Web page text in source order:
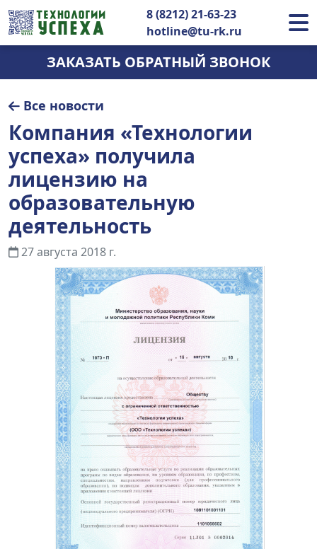
8 (8212) 21-63-23
hotline@tu-rk.ru
ЗАКАЗАТЬ ОБРАТНЫЙ ЗВОНОК
Компания «Технологии
успеха» получила
лицензию на
образовательную
деятельность
Все новости
27 августа 2018 г.